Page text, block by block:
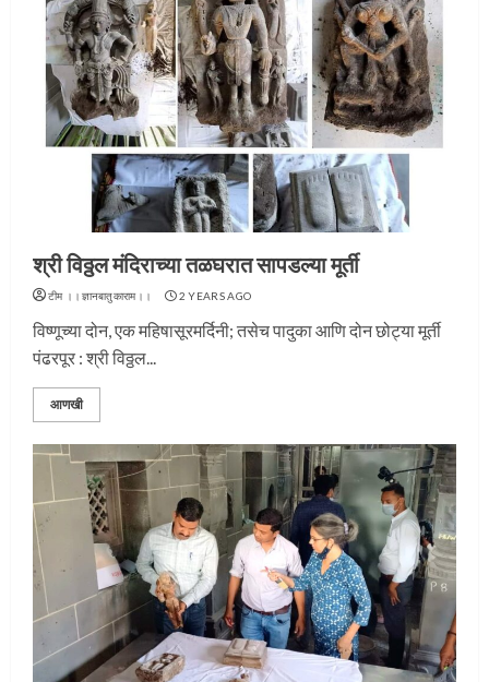
श्री विठ्ठल मंदिराच्या तळघरात सापडल्या मूर्ती
टीम ।।ज्ञानबातुकाराम।। 2 YEARS AGO
विष्णूच्या दोन, एक महिषासूरमर्दिनी; तसेच पादुका आणि दोन छोट्या मूर्ती
पंढरपूर : श्री विठ्ठल...
आणखी